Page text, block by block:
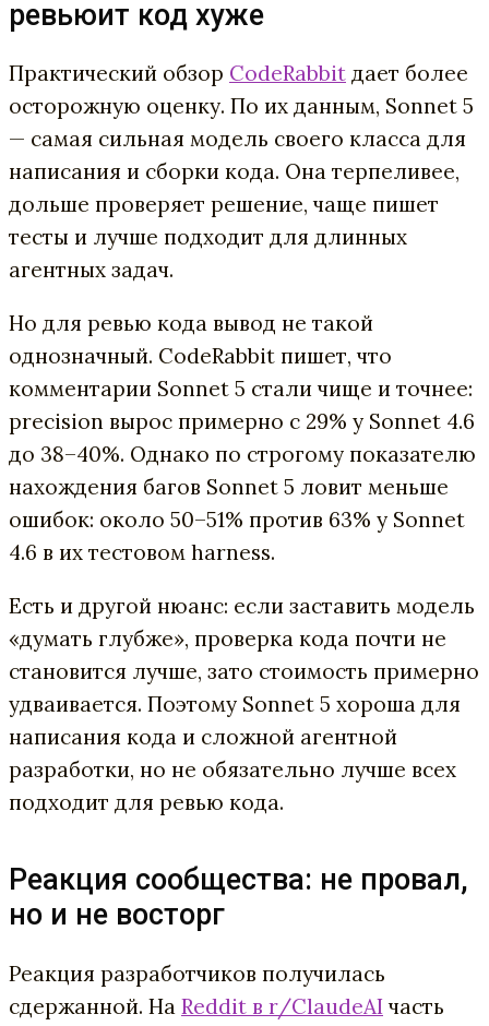
ревьюит код хуже
Практический обзор CodeRabbit дает более
осторожную оценку. По их данным, Sonnet 5
— самая сильная модель своего класса для
написания и сборки кода. Она терпеливее,
дольше проверяет решение, чаще пишет
тесты и лучше подходит для длинных
агентных задач.
Но для ревью кода вывод не такой
однозначный. CodeRabbit пишет, что
комментарии Sonnet 5 стали чище и точнее:
precision вырос примерно с 29% у Sonnet 4.6
до 38–40%. Однако по строгому показателю
нахождения багов Sonnet 5 ловит меньше
ошибок: около 50–51% против 63% у Sonnet
4.6 в их тестовом harness.
Есть и другой нюанс: если заставить модель
«думать глубже», проверка кода почти не
становится лучше, зато стоимость примерно
удваивается. Поэтому Sonnet 5 хороша для
написания кода и сложной агентной
разработки, но не обязательно лучше всех
подходит для ревью кода.
Реакция сообщества: не провал,
но и не восторг
Реакция разработчиков получилась
сдержанной. На Reddit в r/ClaudeAIчасть